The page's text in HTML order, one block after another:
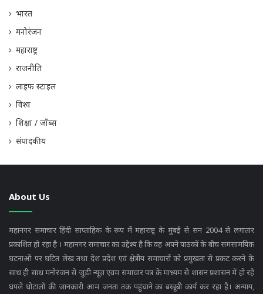
भारत
मनोरंजन
महाराष्ट्र
राजनीति
लाइफ स्टाइल
विश्व
शिक्षा / जॉब्स
संपादकीय
About Us
महानगर समाचार हिंदी साप्ताहिक के रूप में महाराष्ट्र के मुंबई से सन 2004 से लगातार
प्रकाशित हो रहा है । महानगर समाचार का उद्देश्य है कि वह अपने पाठकों के बीच समसामयिक
घटनाओं पर घटित लेख तथा देश प्रदेश एवं क्षेत्रीय समाचारों को प्रमुखता से प्रकट करने के
साथ ही साथ मनोरंजन से जुड़ी न्यूज़ एवम समाचार पत्र के माध्यम से शासन प्रशासन में हो रहे
घपले घोटालों की जानकारी आम जनता तक पहुंचाने का बखूबी कार्य कर रहा है। अन्याय,